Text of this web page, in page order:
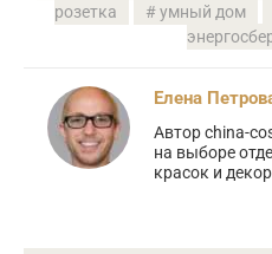
розетка
умный дом
Елена
Автор china-
на выборе
красок и